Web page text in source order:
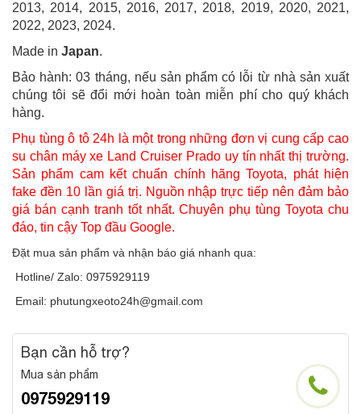
2013, 2014, 2015, 2016, 2017, 2018, 2019, 2020, 2021,
2022, 2023, 2024.
Made in Japan.
Bảo hành: 03 tháng, nếu sản phẩm có lỗi từ nhà sản xuất
chúng tôi sẽ đổi mới hoàn toàn miễn phí cho quý khách
hàng.
Phụ tùng ô tô 24h là một trong những đơn vị cung cấp cao
su chân máy xe Land Cruiser Prado uy tín nhất thị trường.
Sản phẩm cam kết chuẩn chính hãng Toyota, phát hiện
fake đền 10 lần giá trị. Nguồn nhập trực tiếp nên đảm bảo
giá bán cạnh tranh tốt nhất. Chuyên phụ tùng Toyota chu
đáo, tin cậy Top đầu Google.
Đặt mua sản phẩm và nhận báo giá nhanh qua:
Hotline/ Zalo: 0975929119
Email: phutungxeoto24h@gmail.com
Bạn cần hỗ trợ?
Mua sản phẩm
0975929119